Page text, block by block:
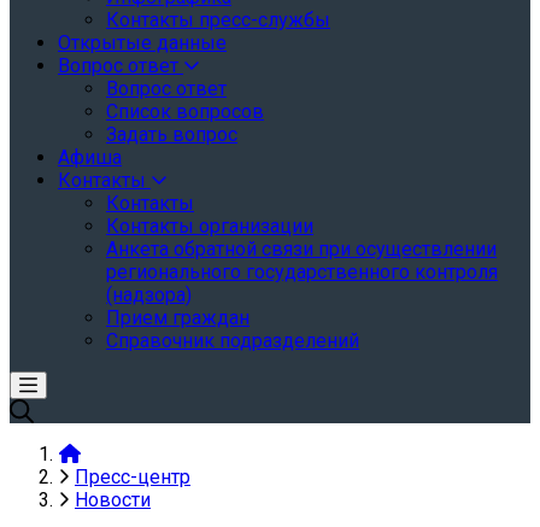
Контакты пресс-службы
Открытые данные
Вопрос ответ
Вопрос ответ
Список вопросов
Задать вопрос
Афиша
Контакты
Контакты
Контакты организации
Анкета обратной связи при осуществлении
регионального государственного контроля
(надзора)
Прием граждан
Справочник подразделений
Пресс-центр
Новости